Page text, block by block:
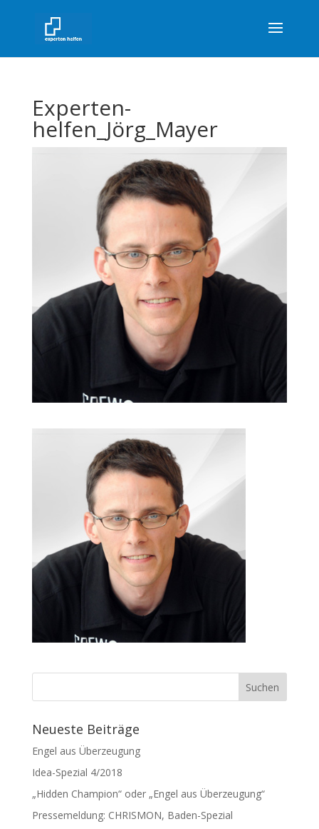
Experten-
helfen_Jörg_Mayer
Neueste Beiträge
Engel aus Überzeugung
Idea-Spezial 4/2018
„Hidden Champion“ oder „Engel aus Überzeugung“
Pressemeldung: CHRISMON, Baden-Spezial